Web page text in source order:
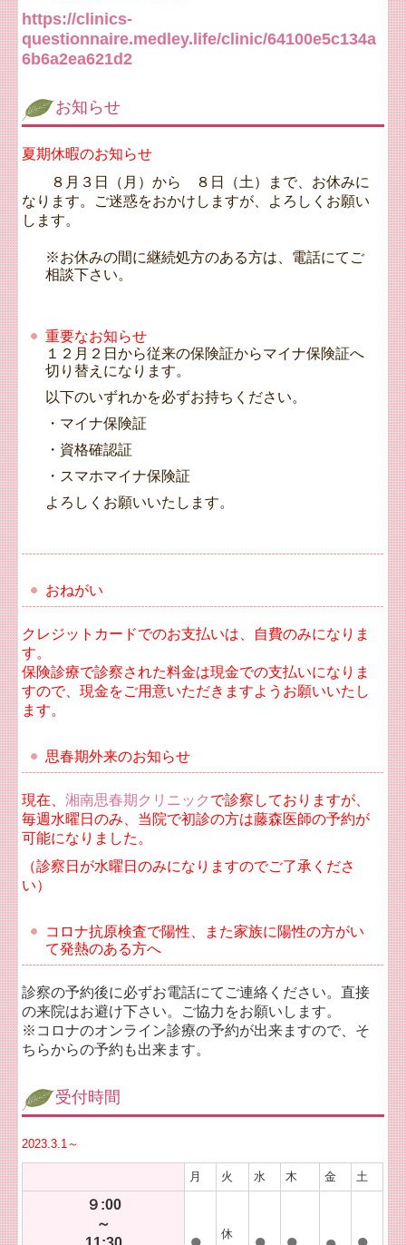
https://clinics-
questionnaire.medley.life/clinic/64100e5c134a
6b6a2ea621d2
お知らせ
夏期休暇のお知らせ
８月３日（月）から ８日（土）まで、お休みに
なります。ご迷惑をおかけしますが、よろしくお願い
します。
※お休みの間に継続処方のある方は、電話にてご
相談下さい。
重要なお知らせ
１２月２日から従来の保険証からマイナ保険証へ
切り替えになります。
以下のいずれかを必ずお持ちください。
・マイナ保険証
・資格確認証
・スマホマイナ保険証
よろしくお願いいたします。
おねがい
クレジットカードでのお支払いは、自費のみになりま
す。
保険診療で診察された料金は現金での支払いになりま
すので、現金をご用意いただきますようお願いいたし
ます。
思春期外来のお知らせ
現在、湘南思春期クリニック で診察しておりますが、
毎週水曜日のみ、当院で初診の方は藤森医師の予約が
可能になりました。
（診察日が水曜日のみになりますのでご了承くださ
い）
コロナ抗原検査で陽性、また家族に陽性の方がい
て発熱のある方へ
診察の予約後に必ずお電話にてご連絡ください。直接
の来院はお避け下さい。ご協力をお願いします。
※コロナのオンライン診療の予約が出来ますので、そ
ちらからの予約も出来ます。
受付時間
2023.3.1～
月 火 水 木 金 土
９:00
～
休